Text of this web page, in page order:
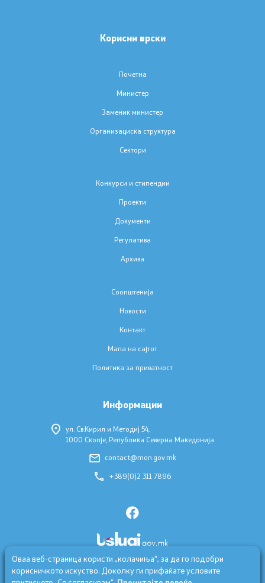
рехабилитација на училишни спортски сали
Меѓународна соработка
Листа на активни регистри
Документи на АКВО и НС
Правилници
Корисни врски
Почетна
Министер
Заменик министер
Организациска структура
Сектори
Конкурси и стипендии
Проекти
Документи
Регулатива
Архива
Соопштенија
Новости
Контакт
Мапа на сајтот
Политика за приватност
Информации
ул. Св.Кирил и Методиј 54,
1000 Скопје, Република Северна Македонија
contact@mon.gov.mk
+389(0)2 311 7896
Оваа веб-страница користи „колачиња“, за да го подобри
корисничкото искуство. Доколку ги прифаќате условите